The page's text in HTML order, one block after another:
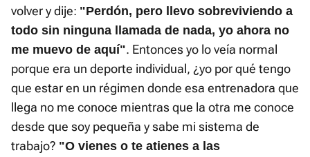
volver y dije: "Perdón, pero llevo sobreviviendo a
todo sin ninguna llamada de nada, yo ahora no
me muevo de aquí". Entonces yo lo veía normal
porque era un deporte individual, ¿yo por qué tengo
que estar en un régimen donde esa entrenadora que
llega no me conoce mientras que la otra me conoce
desde que soy pequeña y sabe mi sistema de
trabajo? "O vienes o te atienes a las